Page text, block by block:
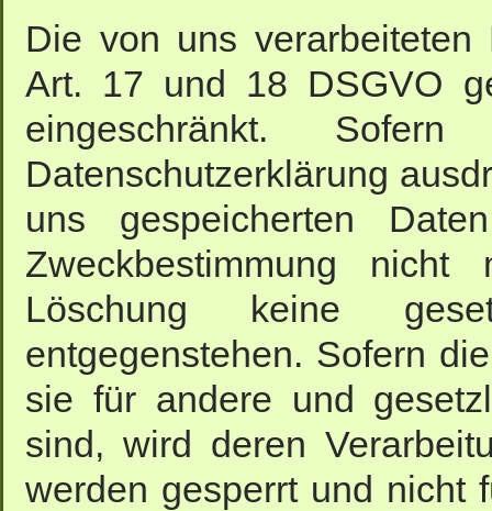
Die von uns
Art. 17 und 18 DSGVO
eingeschränkt.
Datenschutzerklärung
uns gespeicherten
Zweckbestimmung
Löschung keine
entgegenstehen. Sofern
sie für andere und
sind, wird deren
werden gesperrt und nicht